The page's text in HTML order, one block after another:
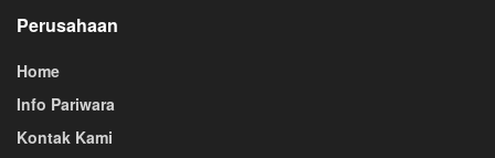
Perusahaan
Home
Info Pariwara
Kontak Kami